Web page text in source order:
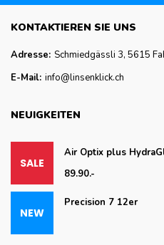
KONTAKTIEREN SIE UNS
Adresse: Schmiedgässli 3, 5615
E-Mail: info@linsenklick.ch
NEUIGKEITEN
Air Optix plus
89.90.-
Precision 7 12er